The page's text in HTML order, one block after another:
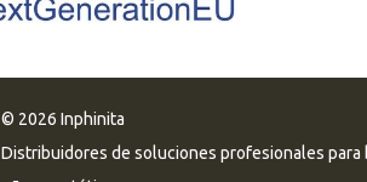
© 2026 Inphinita
Distribuidores de soluciones profesionales para